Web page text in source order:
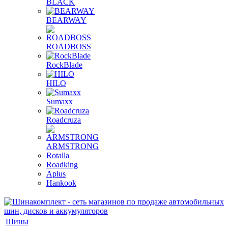
BLACK
BEARWAY
ROADBOSS
RockBlade
HILO
Sumaxx
Roadcruza
ARMSTRONG
Rotalla
Roadking
Aplus
Hankook
Шины